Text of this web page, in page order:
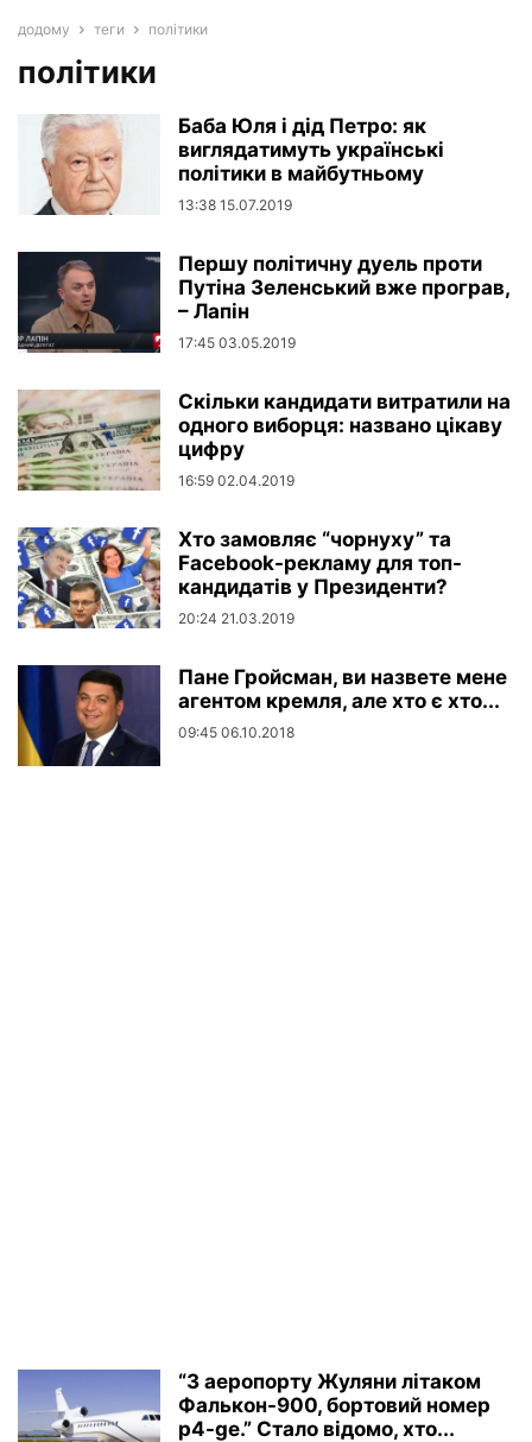
додому теги політики
політики
Баба Юля і дід Петро: як
виглядатимуть українські
політики в майбутньому
13:38 15.07.2019
Першу політичну дуель проти
Путіна Зеленський вже програв,
– Лапін
17:45 03.05.2019
Скільки кандидати витратили на
одного виборця: названо цікаву
цифру
16:59 02.04.2019
Хто замовляє “чорнуху” та
Facebook-рекламу для топ-
кандидатів у Президенти?
20:24 21.03.2019
Пане Гройсман, ви назвете мене
агентом кремля, але хто є хто...
09:45 06.10.2018
“З аеропорту Жуляни літаком
Фалькон-900, бортовий номер
p4-ge.” Стало відомо, хто...